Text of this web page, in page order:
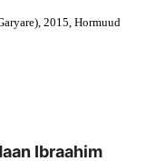
2015, Hormuud
Ibraahim